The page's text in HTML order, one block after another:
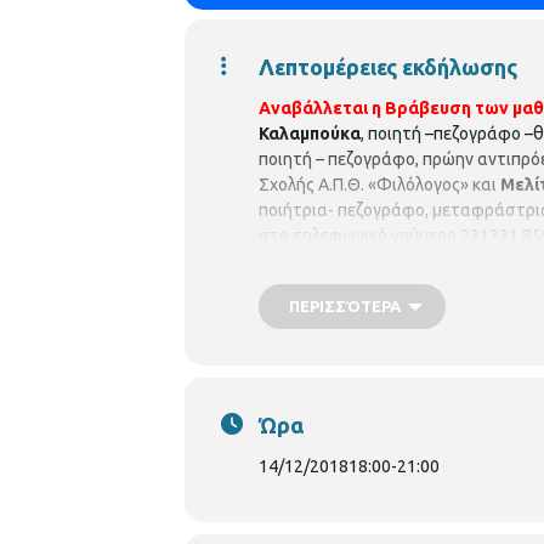
Λεπτομέρειες εκδήλωσης
Αναβάλλεται η Βράβευση των
Καλαμπούκα, ποιητή –πεζογράφο
ποιητή – πεζογράφο, πρώην
Σχολής Α.Π.Θ. «Φιλόλογος» και
ποιήτρια- πεζογράφο,
στο τηλεφωνικό νούμερο 231331
ΠΕΡΙΣΣΌΤΕΡΑ
Ώρα
14/12/201818:00-21:00